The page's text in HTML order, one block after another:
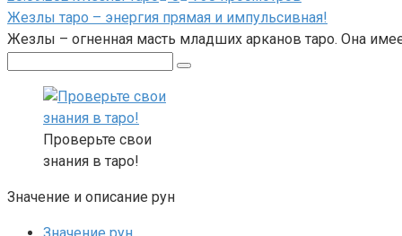
Жезлы таро – энергия прямая и импульсивная!
Жезлы – огненная масть младших арканов таро. Она
Проверьте свои
знания в таро!
Значение и описание рун